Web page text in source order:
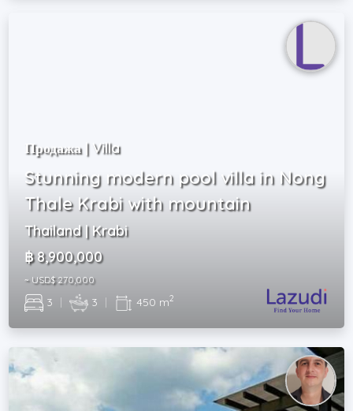
Продажа | Villa
Stunning modern pool villa in Nong
Thale Krabi with mountain
Thailand | Krabi
฿ 8,900,000
~ USD$ 270,000
3 | 3 | 450 m2